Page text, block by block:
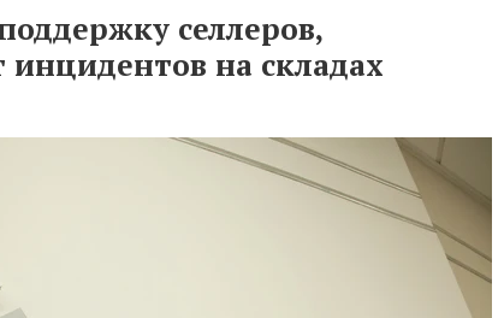
селлеров,
на складах